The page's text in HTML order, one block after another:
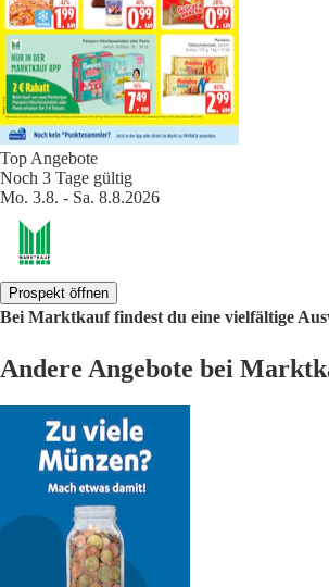
Top Angebote
Noch 3 Tage gültig
Mo. 3.8. - Sa. 8.8.2026
Prospekt öffnen
Bei Marktkauf findest du eine vielfältige
Andere Angebote bei